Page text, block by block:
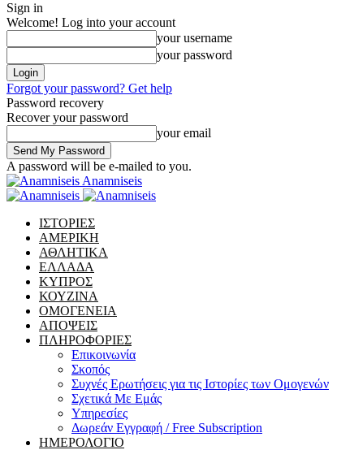
Sign in
Welcome! Log into your account
your username
your password
Forgot your password? Get help
Password recovery
Recover your password
your email
A password will be e-mailed to you.
Anamniseis
ΙΣΤΟΡΙΕΣ
ΑΜΕΡΙΚΗ
ΑΘΛΗΤΙΚΑ
ΕΛΛΑΔΑ
ΚΥΠΡΟΣ
ΚΟΥΖΙΝΑ
ΟΜΟΓΕΝΕΙΑ
ΑΠΟΨΕΙΣ
ΠΛΗΡΟΦΟΡΙΕΣ
Επικοινωνία
Σκοπός
Συχνές Ερωτήσεις για τις Ιστορίες των Ομογενών
Σχετικά Με Εμάς
Υπηρεσίες
Δωρεάν Εγγραφή / Free Subscription
ΗΜΕΡΟΛΟΓΙΟ